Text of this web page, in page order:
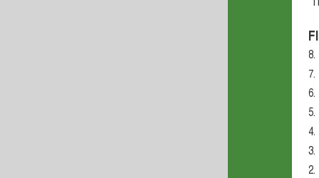
8.
7.
6.
5.
4.
3.
2.